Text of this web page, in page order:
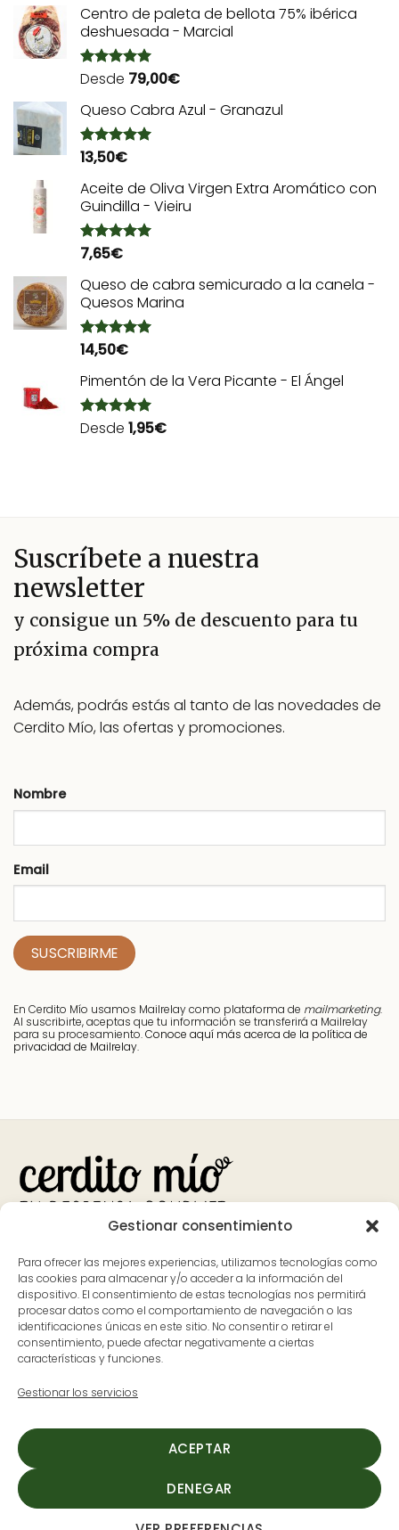
Gestionar consentimiento
Para ofrecer las mejores experiencias, utilizamos tecnologías como
las cookies para almacenar y/o acceder a la información del
dispositivo. El consentimiento de estas tecnologías nos permitirá
procesar datos como el comportamiento de navegación o las
identificaciones únicas en este sitio. No consentir o retirar el
consentimiento, puede afectar negativamente a ciertas
características y funciones.
Gestionar los servicios
ACEPTAR
DENEGAR
de 5
Centro de paleta de bellota 75% ibérica
deshuesada - Marcial
Valorado
de 5
Desde 79,00€
Queso Cabra Azul - Granazul
Valorado
con
de 5
13,50€
Aceite de Oliva Virgen Extra Aromático con
Guindilla - Vieiru
Valorado
con
de 5
7,65€
Queso de cabra semicurado a la canela -
Quesos Marina
Valorado
con
de 5
14,50€
Pimentón de la Vera Picante - El Ángel
Valorado
Desde 1,95€
Suscríbete a nuestra
newsletter
y consigue un 5% de descuento para tu
próxima compra
Además, podrás estás al tanto de las novedades de
Cerdito Mío, las ofertas y promociones.
Nombre
Email
En Cerdito Mío usamos Mailrelay como plataforma de mailmarketing.
Al suscribirte, aceptas que tu información se transferirá a Mailrelay
para su procesamiento.Conoce aquí más acerca de la política de
privacidad de Mailrelay.
Transfer
Pay
Pay
PayPal
Contacto
626 597 700
ladespensa@cerditomio.es
Dónde estamos
Avenida Pureza Canelo, 59, en
20:00
S: 9:30 a 14:00